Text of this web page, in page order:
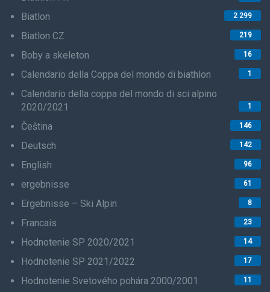
Biatlon 2 299
Biatlon CZ 219
Boby a skeleton 16
Calendario della Coppa del mondo di biathlon 1
Calendario della coppa del mondo di sci alpino
2020/2021
1
Čeština 146
Deutsch 142
English 96
ergebnisse 61
Ergebnisse – Ski Alpin 8
Francais 23
Hodnotenie SP 2020/2021 14
Hodnotenie SP 2021/2022 17
Hodnotenie Svetového pohára 2000/2001 11